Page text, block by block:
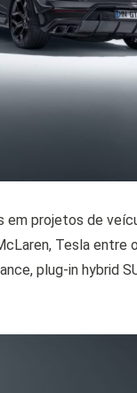
em projetos de
Tesla entre
plug-in hybrid